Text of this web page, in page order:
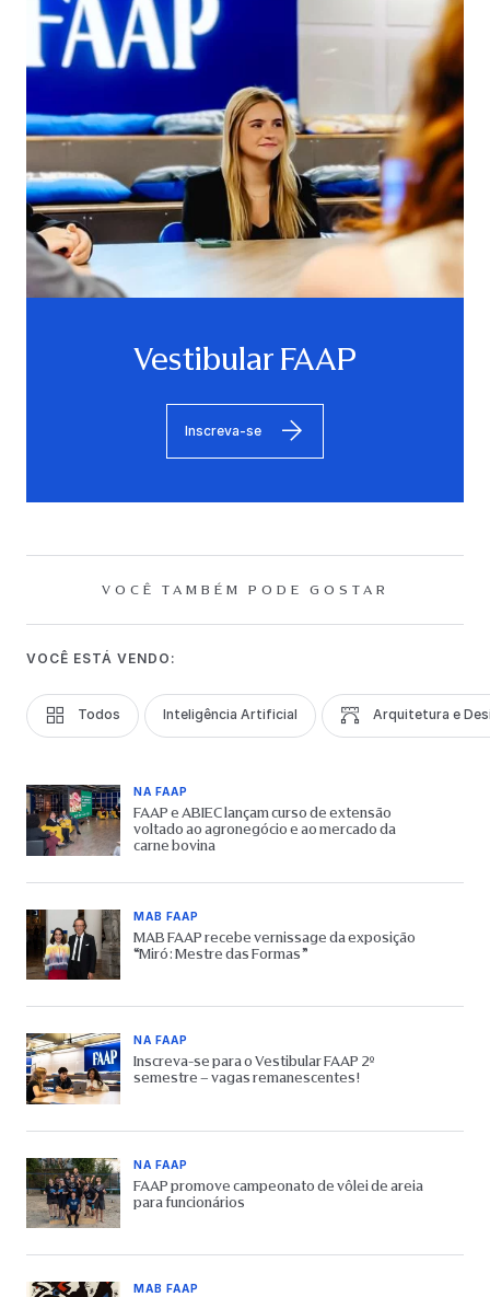
Vestibular FAAP
Inscreva-se
VOCÊ TAMBÉM PODE GOSTAR
VOCÊ ESTÁ VENDO:
Todos Inteligência Artificial Arquitetura e
NA FAAP
FAAP e ABIEC lançam curso de extensão
voltado ao agronegócio e ao mercado da
carne bovina
MAB FAAP
MAB FAAP recebe vernissage da exposição
“Miró: Mestre das Formas”
NA FAAP
Inscreva-se para o Vestibular FAAP 2º
semestre – vagas remanescentes!
NA FAAP
FAAP promove campeonato de vôlei de areia
para funcionários
MAB FAAP